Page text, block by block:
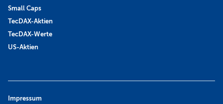
Small Caps
TecDAX-Aktien
TecDAX-Werte
US-Aktien
Impressum